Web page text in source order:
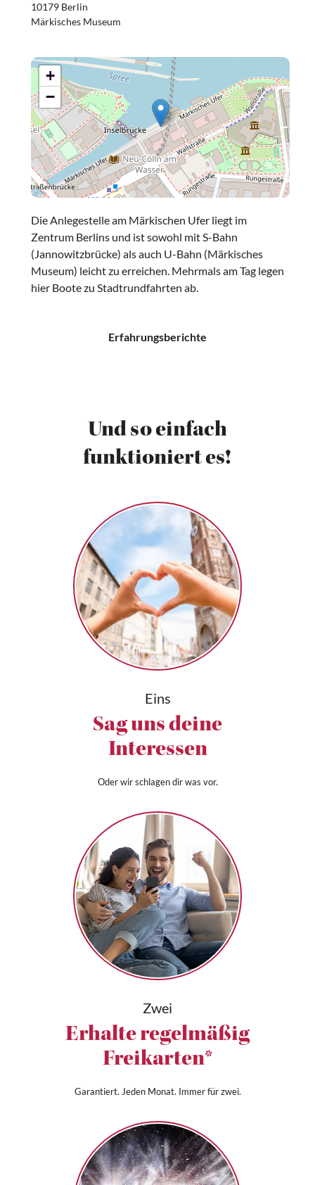
10179 Berlin
Märkisches Museum
+
−
Die Anlegestelle am Märkischen Ufer liegt im
Zentrum Berlins und ist sowohl mit S-Bahn
(Jannowitzbrücke) als auch U-Bahn (Märkisches
Museum) leicht zu erreichen. Mehrmals am Tag legen
hier Boote zu Stadtrundfahrten ab.
Erfahrungsberichte
Und so einfach
funktioniert es!
Eins
Sag uns deine
Interessen
Oder wir schlagen dir was vor.
Zwei
Erhalte regelmäßig
Freikarten*
Garantiert. Jeden Monat. Immer für zwei.